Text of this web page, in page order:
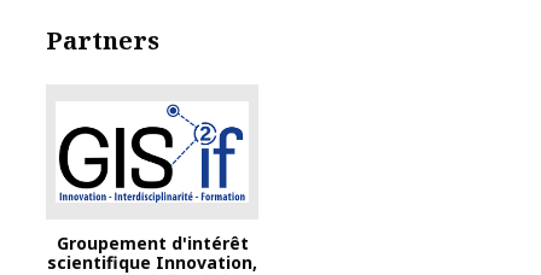
Partners
Groupement d'intérêt
scientifique Innovation,